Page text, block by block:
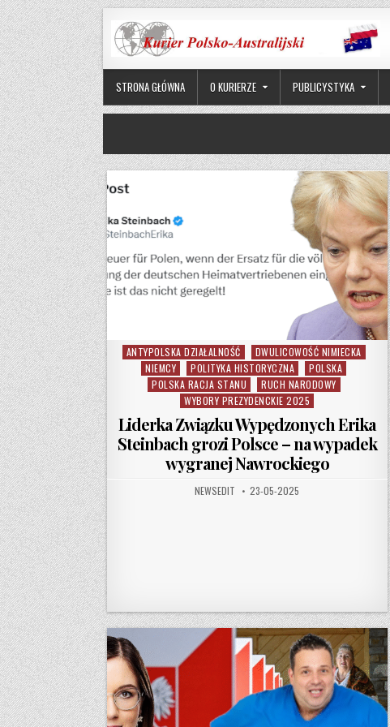
Skip to content
STRONA GŁÓWNA O KURIERZE PUBLICYSTYKA
Posted in
ANTYPOLSKA DZIAŁALNOŚĆ
DWULICOWOŚĆ NIMIECKA
NIEMCY
POLITYKA HISTORYCZNA
POLSKA
POLSKA RACJA STANU
RUCH NARODOWY
WYBORY PREZYDENCKIE 2025
Liderka Związku Wypędzonych Erika
Steinbach grozi Polsce – na wypadek
wygranej Nawrockiego
AUTHOR:
NEWSEDIT PUBLISHED DATE:
23-05-2025